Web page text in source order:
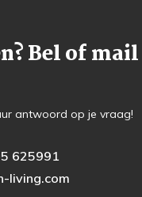
Bel of mail
antwoord op je vraag!
625991
living.com